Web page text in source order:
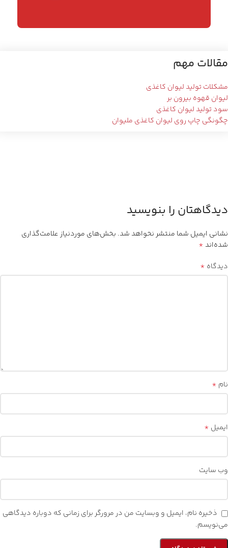
مقالات مهم
مشکلات تولید لیوان کاغذی
لیوان قهوه بیرون بر
سود تولید لیوان کاغذی
چگونگی چاپ روی لیوان کاغذی ملیوان
دیدگاهتان را بنویسید
نشانی ایمیل شما منتشر نخواهد شد. بخش‌های موردنیاز علامت‌گذاری
شده‌اند *
دیدگاه *
نام *
ایمیل *
وب‌ سایت
ذخیره نام، ایمیل و وبسایت من در مرورگر برای زمانی که دوباره دیدگاهی
می‌نویسم.